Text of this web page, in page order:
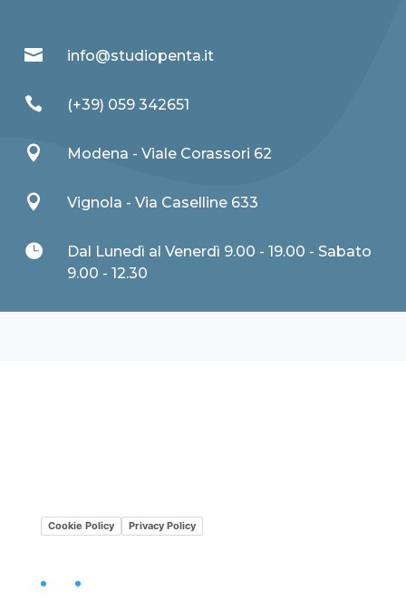
 info@studiopenta.it
 (+39) 059 342651
 Modena - Viale Corassori 62
 Vignola - Via Caselline 633

Dal Lunedì al Venerdì 9.00 - 19.00 - Sabato
9.00 - 12.30
Cookie Policy Privacy Policy
Facebook